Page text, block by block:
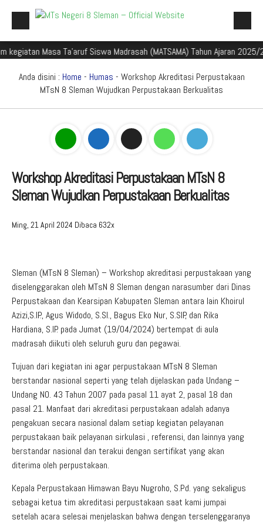
Beranda
Profil Madrasah
Aplikasi Madrasah
PMBM
Perpustakaan Madyadesta
Masa Ta'aruf Siswa Madrasah (MATSAMA) Tahun Ajaran 2025/2026
Anda disini : Home - Humas - Workshop Akreditasi Perpustakaan
MTsN 8 Sleman Wujudkan Perpustakaan Berkualitas
Workshop Akreditasi Perpustakaan MTsN 8
Sleman Wujudkan Perpustakaan Berkualitas
Ming, 21 April 2024 Dibaca 632x
Sleman (MTsN 8 Sleman) – Workshop akreditasi perpustakaan yang
diselenggarakan oleh MTsN 8 Sleman dengan narasumber dari Dinas
Perpustakaan dan Kearsipan Kabupaten Sleman antara lain Khoirul
Azizi,S.IP., Agus Widodo, S.SI., Bagus Eko Nur, S.SIP, dan Rika
Hardiana, S.IP. pada Jumat (19/04/2024) bertempat di aula
madrasah diikuti oleh seluruh guru dan pegawai.
Tujuan dari kegiatan ini agar perpustakaan MTsN 8 Sleman
berstandar nasional seperti yang telah dijelaskan pada Undang –
Undang N0. 43 Tahun 2007 pada pasal 11 ayat 2, pasal 18 dan
pasal 21. Manfaat dari akreditasi perpustakaan adalah adanya
pengakuan secara nasional dalam setiap kegiatan pelayanan
perpustakaan baik pelayanan sirkulasi , referensi, dan lainnya yang
berstandar nasional dan terakui dengan sertifikat yang akan
diterima oleh perpustakaan.
Kepala Perpustakaan Himawan Bayu Nugroho, S.Pd. yang sekaligus
sebagai ketua tim akreditasi perpustakaan saat kami jumpai
setelah acara selesai menjelaskan bahwa dengan terselenggaranya